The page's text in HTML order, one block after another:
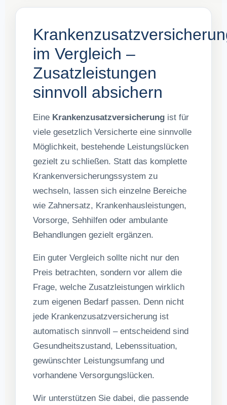
im Vergleich –
Zusatzleistungen
sinnvoll absichern
Eine Krankenzusatzversicherung ist für
viele gesetzlich Versicherte eine sinnvolle
Möglichkeit, bestehende Leistungslücken
gezielt zu schließen. Statt das komplette
Krankenversicherungssystem zu
wechseln, lassen sich einzelne Bereiche
wie Zahnersatz, Krankenhausleistungen,
Vorsorge, Sehhilfen oder ambulante
Behandlungen gezielt ergänzen.
Ein guter Vergleich sollte nicht nur den
Preis betrachten, sondern vor allem die
Frage, welche Zusatzleistungen wirklich
zum eigenen Bedarf passen. Denn nicht
jede Krankenzusatzversicherung ist
automatisch sinnvoll – entscheidend sind
Gesundheitszustand, Lebenssituation,
gewünschter Leistungsumfang und
vorhandene Versorgungslücken.
Wir unterstützen Sie dabei, die passende